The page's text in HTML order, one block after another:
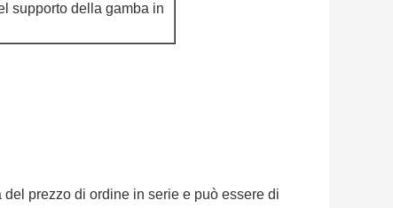
supporto della gamba in
prezzo di ordine in serie e può essere di